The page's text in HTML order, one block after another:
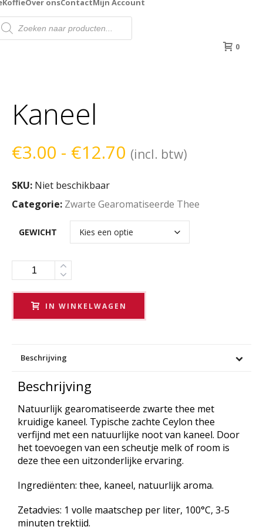
KoffieOver onsContact Mijn Account
0
Kaneel
€3.00 - €12.70 Prijsklasse:
tot
€12.70
(incl. btw)
SKU: Niet beschikbaar
Categorie: Zwarte Gearomatiseerde Thee
GEWICHT
Aantal
IN WINKELWAGEN
Beschrijving
Beschrijving
Natuurlijk gearomatiseerde zwarte thee met
kruidige kaneel. Typische zachte Ceylon thee
verfijnd met een natuurlijke noot van kaneel. Door
het toevoegen van een scheutje melk of room is
deze thee een uitzonderlijke ervaring.
Ingrediënten: thee, kaneel, natuurlijk aroma.
Zetadvies: 1 volle maatschep per liter, 100°C, 3-5
minuten trektijd.